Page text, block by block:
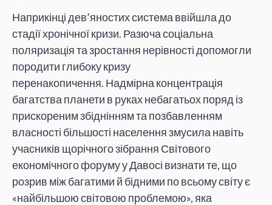
Наприкінці дев’яностих система ввійшла до
стадії хронічної кризи. Разюча соціальна
поляризація та зростання нерівності допомогли
породити глибоку кризу
перенакопичення. Надмірна концентрація
багатства планети в руках небагатьох поряд із
прискореним збіднінням та позбавленням
власності більшості населення змусила навіть
учасників щорічного зібрання Світового
економічного форуму у Давосі визнати те, що
розрив між багатими й бідними по всьому світу є
«найбільшою світовою проблемою», яка